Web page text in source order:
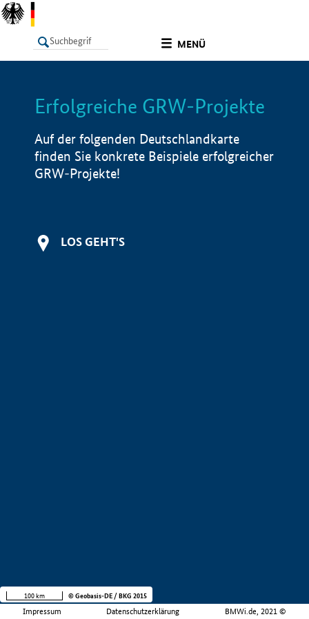
MENÜ
LISTE Info
Erfolgreiche GRW-Projekte
Auf der folgenden Deutschlandkarte
finden Sie konkrete Beispiele erfolgreicher
GRW-Projekte!
LOS GEHT'S
Impressum Datenschutzerklärung BMWi.de, 2021 ©
100 km © Geobasis-DE / BKG 2015